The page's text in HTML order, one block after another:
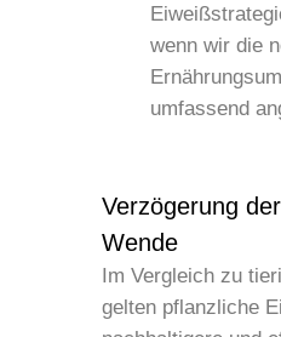
wenn wir die
umfassend
Verzögerung
Wende
Im Vergleich zu
gelten pflanzliche